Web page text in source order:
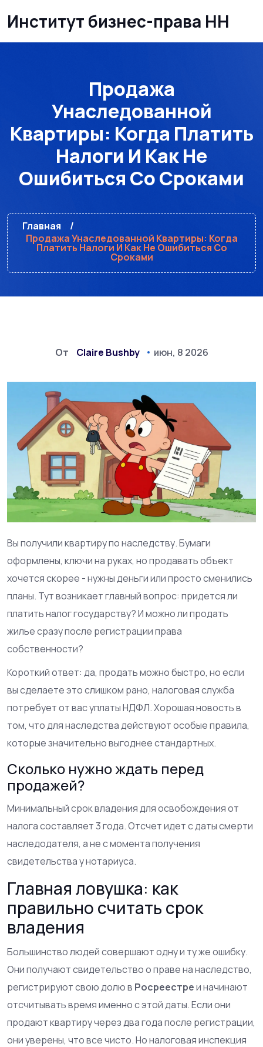
Институт бизнес-права НН
Продажа
Унаследованной
Квартиры: Когда Платить
Налоги И Как Не
Ошибиться Со Сроками
Главная
Продажа Унаследованной Квартиры: Когда
Платить Налоги И Как Не Ошибиться Со
Сроками
От Claire Bushby июн, 8 2026
Вы получили квартиру по наследству. Бумаги
оформлены, ключи на руках, но продавать объект
хочется скорее - нужны деньги или просто сменились
планы. Тут возникает главный вопрос: придется ли
платить налог государству? И можно ли продать
жилье сразу после регистрации права
собственности?
Короткий ответ: да, продать можно быстро, но если
вы сделаете это слишком рано, налоговая служба
потребует от вас уплаты НДФЛ. Хорошая новость в
том, что для наследства действуют особые правила,
которые значительно выгоднее стандартных.
Сколько нужно ждать перед
продажей?
Минимальный срок владения для освобождения от
налога составляет 3 года. Отсчет идет с даты смерти
наследодателя, а не с момента получения
свидетельства у нотариуса.
Главная ловушка: как
правильно считать срок
владения
Большинство людей совершают одну и ту же ошибку.
Они получают свидетельство о праве на наследство,
регистрируют свою долю в Росреестреи начинают
отсчитывать время именно с этой даты. Если они
продают квартиру через два года после регистрации,
они уверены, что все чисто. Но налоговая инспекция